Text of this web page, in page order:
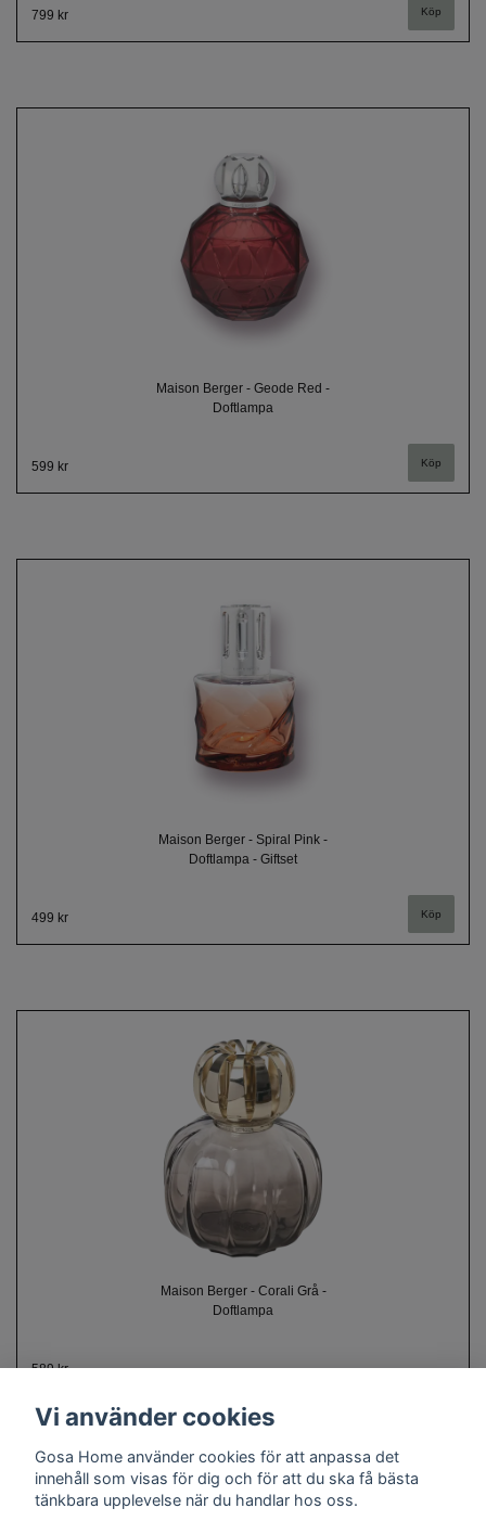
799 kr
Maison Berger - Geode Red -
Doftlampa
599 kr
Maison Berger - Spiral Pink -
Doftlampa - Giftset
499 kr
Maison Berger - Corali Grå -
Doftlampa
589 kr
Vi använder cookies
Gosa Home använder cookies för att anpassa det
innehåll som visas för dig och för att du ska få bästa
tänkbara upplevelse när du handlar hos oss.